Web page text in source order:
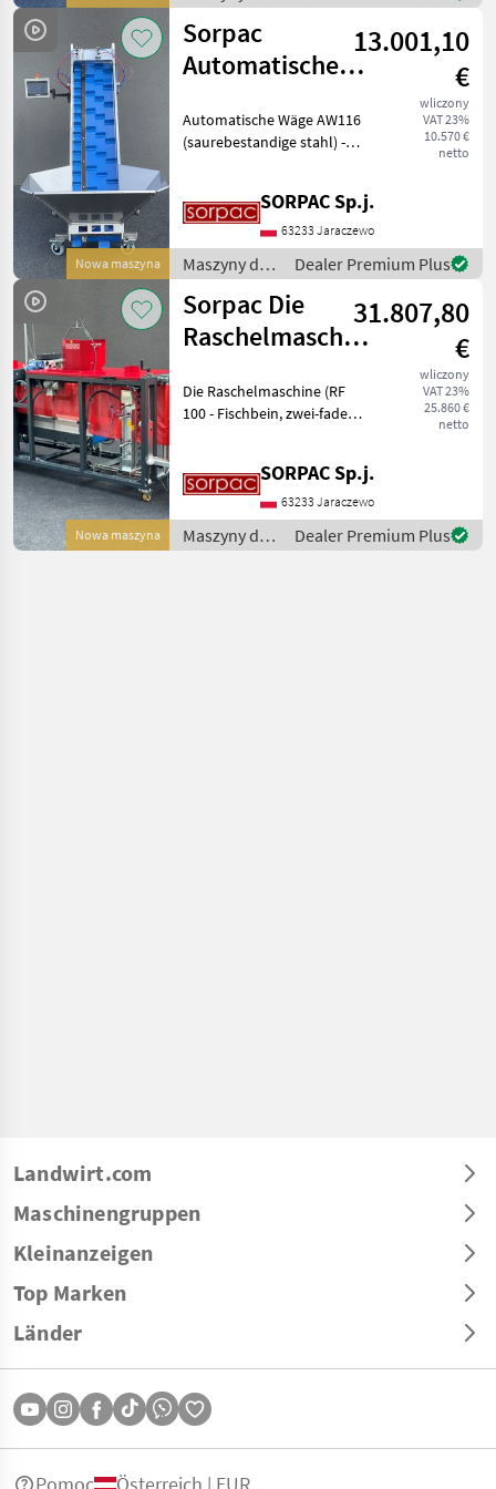
warzywnictwa
/ Sorpac
Nowa maszyna
Sorpac
Automatische
INOX
13.001,10
€
wliczony
VAT 23%
10.570 €
netto
Automatische Wäge AW116
(saurebestandige stahl) -
Gemüse zu dosieren und in
Säcke abzufüllen. Diese
Maschine wiegt die
SORPAC Sp.j.
63233 Jaraczewo
Maszyny do
warzywnictwa
/ Sorpac
Dealer Premium Plus
Nowa maszyna
Sorpac Die
Raschelmaschine
(RF100)
31.807,80
€
wliczony
VAT 23%
25.860 €
netto
Die Raschelmaschine (RF
100 - Fischbein, zwei-faden
Raschelsäcke. Die
Einzelsäcke werden aus
einer Rolle
vorgeschweißten
SORPAC Sp.j.
63233 Jaraczewo
Maszyny do
warzywnictwa
Dealer Premium Plus
Landwirt.com
Maschinengruppen
Kleinanzeigen
Top Marken
Länder